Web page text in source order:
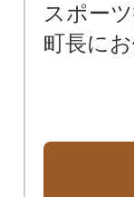
スポー
町長に